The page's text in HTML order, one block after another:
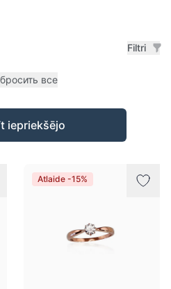
Filtri
filter все
iepriekšējo
Atlaide -15%